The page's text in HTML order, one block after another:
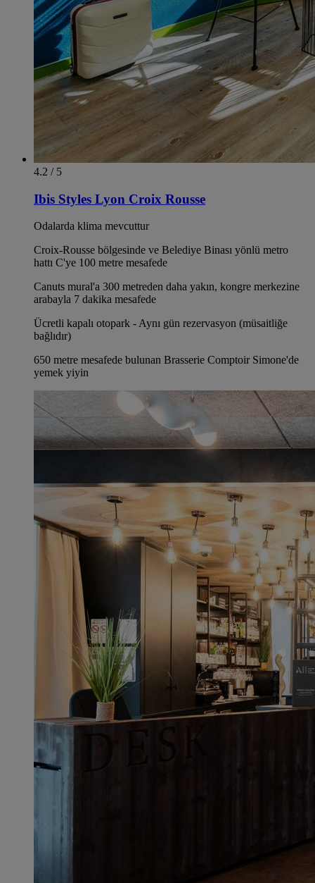
4.2 / 5
Ibis Styles Lyon Croix Rousse
Odalarda klima mevcuttur
Croix-Rousse bölgesinde ve Belediye Binası yönlü metro
hattı C'ye 100 metre mesafede
Canuts mural'a 300 metreden daha yakın, kongre merkezine
arabayla 7 dakika mesafede
Ücretli kapalı otopark - Aynı gün rezervasyon (müsaitliğe
bağlıdır)
650 metre mesafede bulunan Brasserie Comptoir Simone'de
yemek yiyin